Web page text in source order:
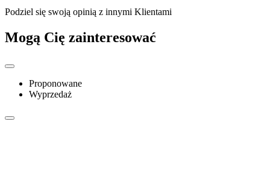
Podziel się swoją opinią z innymi Klientami
Mogą Cię zainteresować
Proponowane
Wyprzedaż